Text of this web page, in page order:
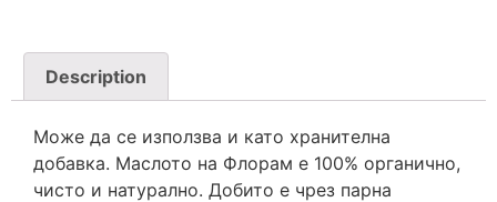
Description
Мoже да се използва и като хранителна
добавка. Маслото на Флорам е 100% органично,
чисто и натурално. Добито е чрез парна